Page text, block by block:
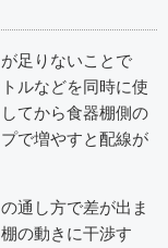
足りないことで
ルなどを同時に使
てから食器棚側の
で増やすと配線が
通し方で差が出ま
の動きに干渉す